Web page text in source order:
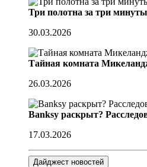
Три полотна за три
30.03.2026
Тайная комната
26.03.2026
Banksy раскрыт?
17.03.2026
Дайджест новостей